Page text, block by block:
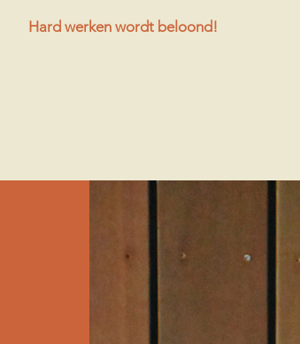
Hard werken wordt beloond!